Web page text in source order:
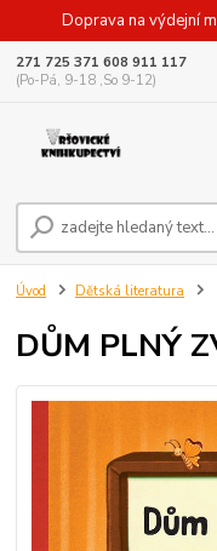
Doprava na výdejní
271 725 371 608 911 117
(Po-Pá, 9-18 ,So 9-12)
Úvod Dětská literatura
DŮM PLNÝ